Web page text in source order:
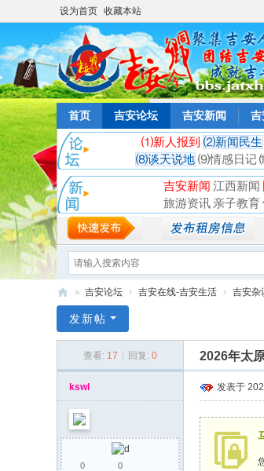
设为首页 收藏本站
首页 吉安论坛 吉安新闻 吉
⑴新人报到 ⑵新闻民生
⑻谈天说地 ⑼情感日记
吉安新闻 江西新闻
旅游资讯 亲子教育
安
» 吉安论坛 › 吉安在线-吉安生活 › 吉安杂
发新帖
查看: 17 回复: 0 2026年太
kswl
0 0
发表于